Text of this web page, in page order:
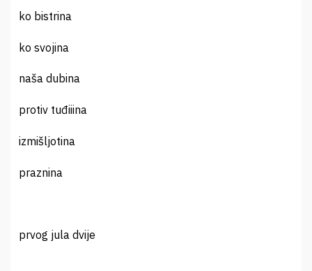
ko bistrina
ko svojina
naša dubina
protiv tuđiiina
izmišljotina
praznina
prvog jula dvije